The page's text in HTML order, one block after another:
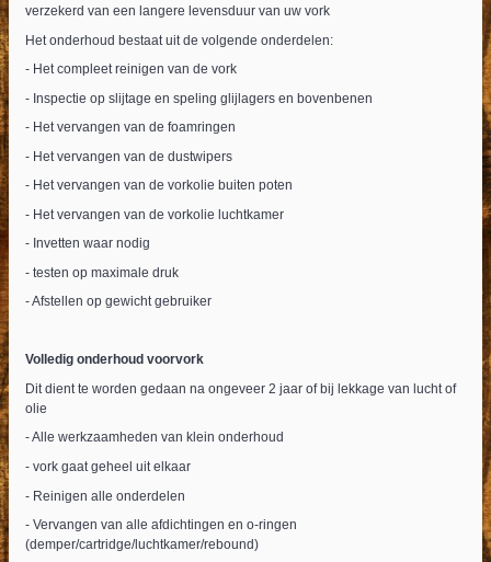
verzekerd van een langere levensduur van uw vork
Het onderhoud bestaat uit de volgende onderdelen:
- Het compleet reinigen van de vork
- Inspectie op slijtage en speling glijlagers en bovenbenen
- Het vervangen van de foamringen
- Het vervangen van de dustwipers
- Het vervangen van de vorkolie buiten poten
- Het vervangen van de vorkolie luchtkamer
- Invetten waar nodig
- testen op maximale druk
- Afstellen op gewicht gebruiker
Volledig onderhoud voorvork
Dit dient te worden gedaan na ongeveer 2 jaar of bij lekkage van lucht of
olie
- Alle werkzaamheden van klein onderhoud
- vork gaat geheel uit elkaar
- Reinigen alle onderdelen
- Vervangen van alle afdichtingen en o-ringen
(demper/cartridge/luchtkamer/rebound)